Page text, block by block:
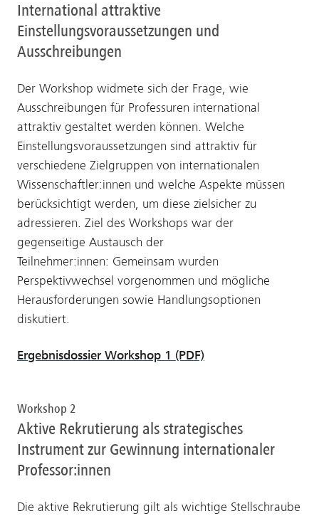
International attraktive
Einstellungsvoraussetzungen und
Ausschreibungen
Der Workshop widmete sich der Frage, wie
Ausschreibungen für Professuren international
attraktiv gestaltet werden können. Welche
Einstellungsvoraussetzungen sind attraktiv für
verschiedene Zielgruppen von internationalen
Wissenschaftler:innen und welche Aspekte müssen
berücksichtigt werden, um diese zielsicher zu
adressieren. Ziel des Workshops war der
gegenseitige Austausch der
Teilnehmer:innen: Gemeinsam wurden
Perspektivwechsel vorgenommen und mögliche
Herausforderungen sowie Handlungsoptionen
diskutiert.
Ergebnisdossier Workshop 1 (PDF)
Workshop 2
Aktive Rekrutierung als strategisches
Instrument zur Gewinnung internationaler
Professor:innen
Die aktive Rekrutierung gilt als wichtige Stellschraube